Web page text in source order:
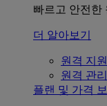
빠르고 안전한
더 알아보기
원격 지원
원격 관리
플랜 및 가격 보